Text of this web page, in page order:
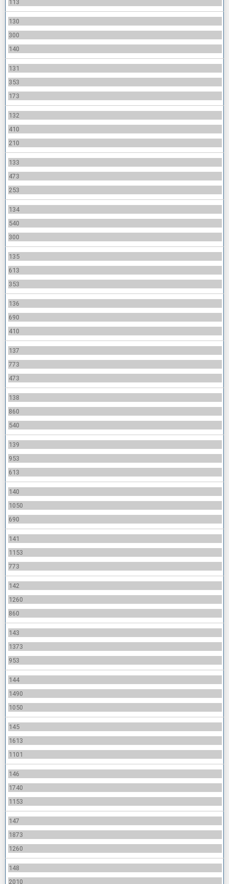
113
130
300
140
131
353
173
132
410
210
133
473
253
134
540
300
135
613
353
136
690
410
137
773
473
138
860
540
139
953
613
140
1050
690
141
1153
773
142
1260
860
143
1373
953
144
1490
1050
145
1613
1101
146
1740
1153
147
1873
1260
148
2010